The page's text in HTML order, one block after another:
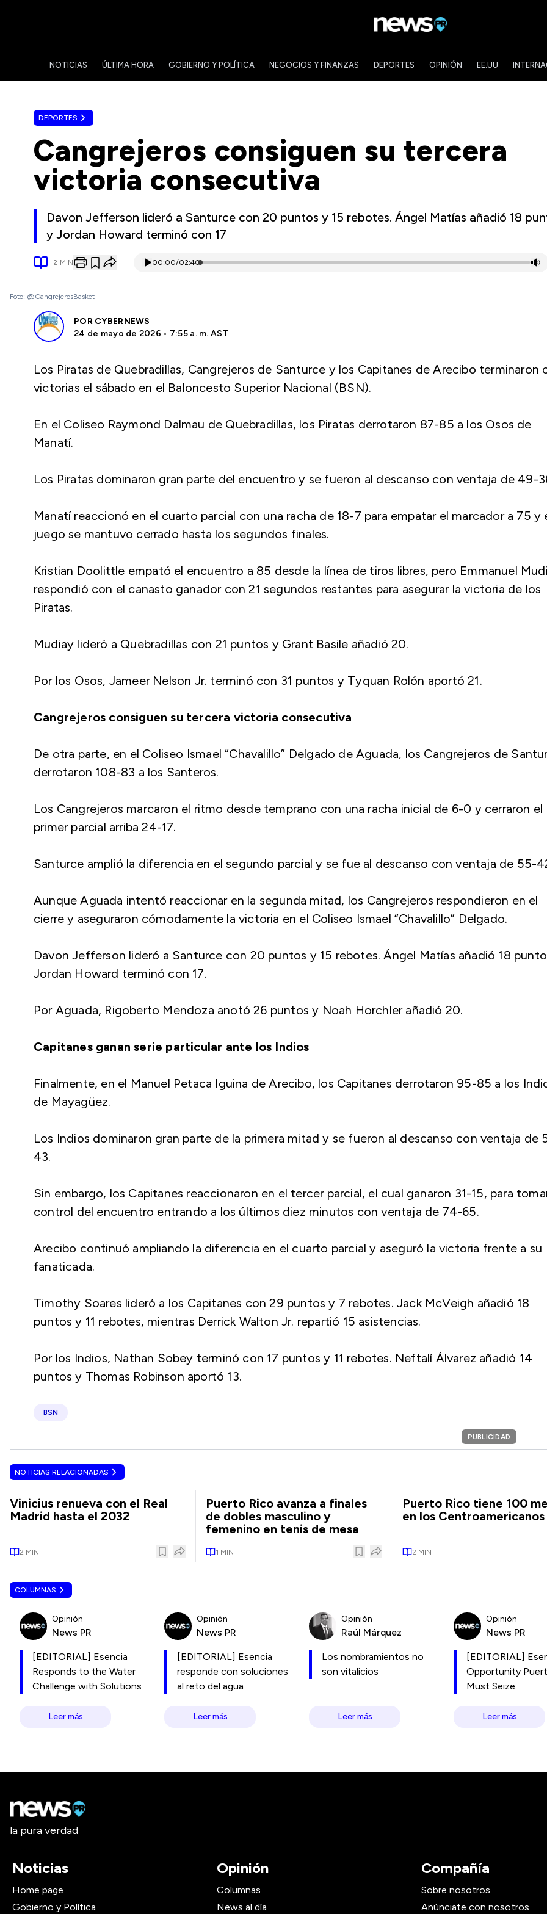
NOTICIAS ÚLTIMA HORA GOBIERNO Y POLÍTICA NEGOCIOS Y FINANZAS DEPORTES OPINIÓN EE.UU
DEPORTES
Cangrejeros consiguen su tercera
victoria consecutiva
Davon Jefferson lideró a Santurce con 20 puntos y 15 rebotes. Ángel Matías añadió 18
y Jordan Howard terminó con 17
2 MIN 00:00/02:40
Foto: @CangrejerosBasket
POR CYBERNEWS
24 de mayo de 2026 • 7:55 a. m. AST
Los Piratas de Quebradillas, Cangrejeros de Santurce y los Capitanes de Arecibo terminaron
victorias el sábado en el Baloncesto Superior Nacional (BSN).
En el Coliseo Raymond Dalmau de Quebradillas, los Piratas derrotaron 87-85 a los Osos de
Manatí.
Los Piratas dominaron gran parte del encuentro y se fueron al descanso con ventaja de 49-
Manatí reaccionó en el cuarto parcial con una racha de 18-7 para empatar el marcador a 75 y
juego se mantuvo cerrado hasta los segundos finales.
Kristian Doolittle empató el encuentro a 85 desde la línea de tiros libres, pero Emmanuel
respondió con el canasto ganador con 21 segundos restantes para asegurar la victoria de los
Piratas.
Mudiay lideró a Quebradillas con 21 puntos y Grant Basile añadió 20.
Por los Osos, Jameer Nelson Jr. terminó con 31 puntos y Tyquan Rolón aportó 21.
Cangrejeros consiguen su tercera victoria consecutiva
De otra parte, en el Coliseo Ismael “Chavalillo” Delgado de Aguada, los Cangrejeros de
derrotaron 108-83 a los Santeros.
Los Cangrejeros marcaron el ritmo desde temprano con una racha inicial de 6-0 y cerraron el
primer parcial arriba 24-17.
Santurce amplió la diferencia en el segundo parcial y se fue al descanso con ventaja de 55-
Aunque Aguada intentó reaccionar en la segunda mitad, los Cangrejeros respondieron en el
cierre y aseguraron cómodamente la victoria en el Coliseo Ismael “Chavalillo” Delgado.
Davon Jefferson lideró a Santurce con 20 puntos y 15 rebotes. Ángel Matías añadió 18
Jordan Howard terminó con 17.
Por Aguada, Rigoberto Mendoza anotó 26 puntos y Noah Horchler añadió 20.
Capitanes ganan serie particular ante los Indios
Finalmente, en el Manuel Petaca Iguina de Arecibo, los Capitanes derrotaron 95-85 a los
de Mayagüez.
Los Indios dominaron gran parte de la primera mitad y se fueron al descanso con ventaja de
43.
Sin embargo, los Capitanes reaccionaron en el tercer parcial, el cual ganaron 31-15, para
control del encuentro entrando a los últimos diez minutos con ventaja de 74-65.
Arecibo continuó ampliando la diferencia en el cuarto parcial y aseguró la victoria frente a su
fanaticada.
Timothy Soares lideró a los Capitanes con 29 puntos y 7 rebotes. Jack McVeigh añadió 18
puntos y 11 rebotes, mientras Derrick Walton Jr. repartió 15 asistencias.
Por los Indios, Nathan Sobey terminó con 17 puntos y 11 rebotes. Neftalí Álvarez añadió 14
puntos y Thomas Robinson aportó 13.
BSN
PUBLICIDAD
NOTICIAS RELACIONADAS
Vinicius renueva con el Real
Madrid hasta el 2032
2 MIN
Puerto Rico avanza a finales
de dobles masculino y
femenino en tenis de mesa
1 MIN
Puerto Rico tiene 100
en los Centroamericanos
2 MIN
COLUMNAS
Opinión
News PR
[EDITORIAL] Esencia
Responds to the Water
Challenge with Solutions
Leer más
Opinión
News PR
[EDITORIAL] Esencia
responde con soluciones
al reto del agua
Leer más
Opinión
Raúl Márquez
Los nombramientos no
son vitalicios
Leer más
Opinión
News PR
[EDITORIAL]
Opportunity
Must Seize
Leer más
la pura verdad
Noticias
Home page
Gobierno y Política
Opinión
Columnas
News al día
Compañía
Sobre nosotros
Anúnciate con nosotros